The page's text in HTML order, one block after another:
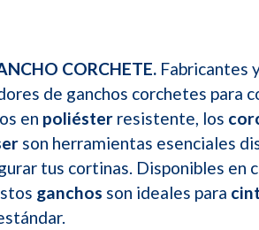
CORCHETE. Fabricantes
de ganchos corchetes para
en poliéster resistente, los
son herramientas esenciales
tus cortinas. Disponibles en
ganchos son ideales para